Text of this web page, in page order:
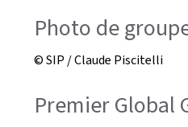
Photo de
© SIP / Claude Piscitelli
Premier Global